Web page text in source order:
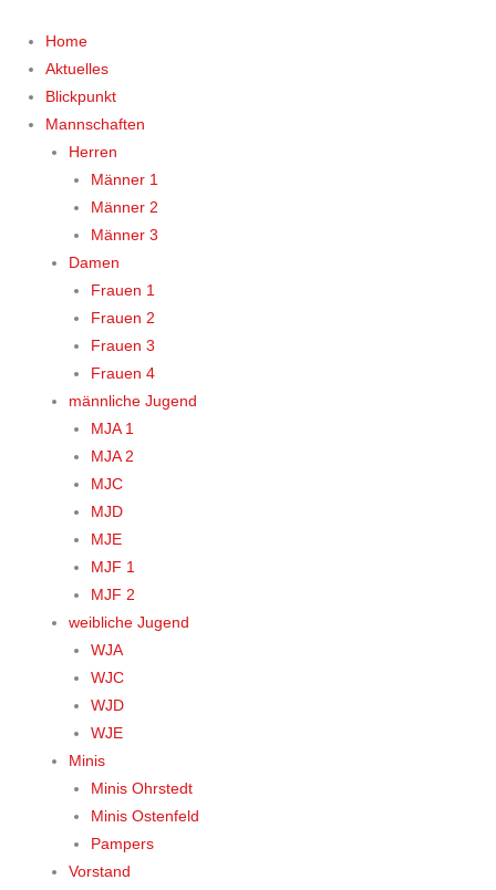
Inhalt
springen
Home
Aktuelles
Blickpunkt
Mannschaften
Herren
Männer 1
Männer 2
Männer 3
Damen
Frauen 1
Frauen 2
Frauen 3
Frauen 4
männliche Jugend
MJA 1
MJA 2
MJC
MJD
MJE
MJF 1
MJF 2
weibliche Jugend
WJA
WJC
WJD
WJE
Minis
Minis Ohrstedt
Minis Ostenfeld
Pampers
Vorstand